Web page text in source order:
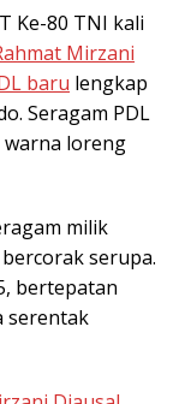
Ke-80 TNI kali
Mirzani
baru lengkap
Seragam PDL
warna loreng
milik
serupa.
bertepatan
serentak